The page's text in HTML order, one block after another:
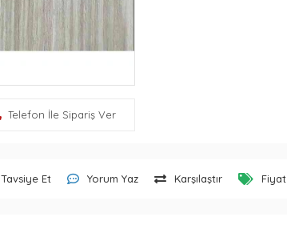
Telefon İle Sipariş Ver
Tavsiye Et Yorum Yaz Karşılaştır Fiyat